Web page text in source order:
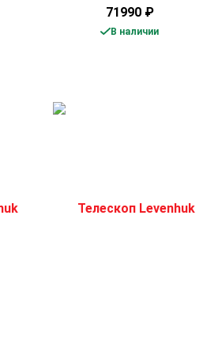
71990 ₽
В наличии